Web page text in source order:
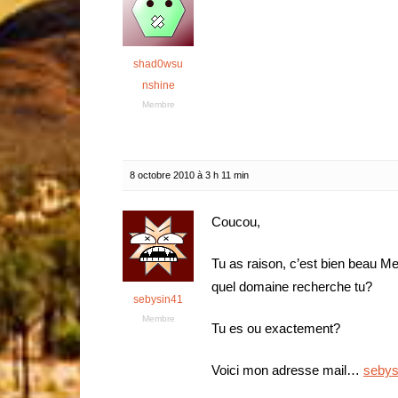
shad0wsu
nshine
Membre
8 octobre 2010 à 3 h 11 min
sebysin41
Membre
Coucou,
Tu as raison, c’est bien beau
quel domaine recherche tu?
Tu es ou exactement?
Voici mon adresse mail…